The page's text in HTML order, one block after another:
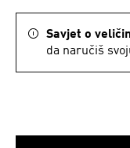
Savjet o
da naručiš